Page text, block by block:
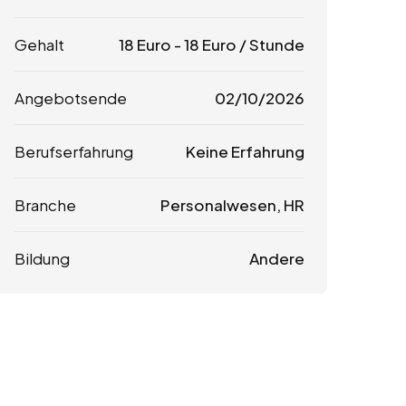
Gehalt 18 Euro -18 Euro / Stunde
Angebotsende 02/10/2026
Berufserfahrung Keine Erfahrung
Branche Personalwesen, HR
Bildung Andere